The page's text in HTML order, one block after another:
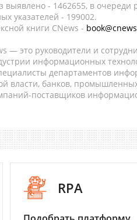
- 1462655, в очереди
указателей - 199002.
книги CNews -
— это руководители и
информационных
департаментов
власти, банков,
поставщиков
RPA